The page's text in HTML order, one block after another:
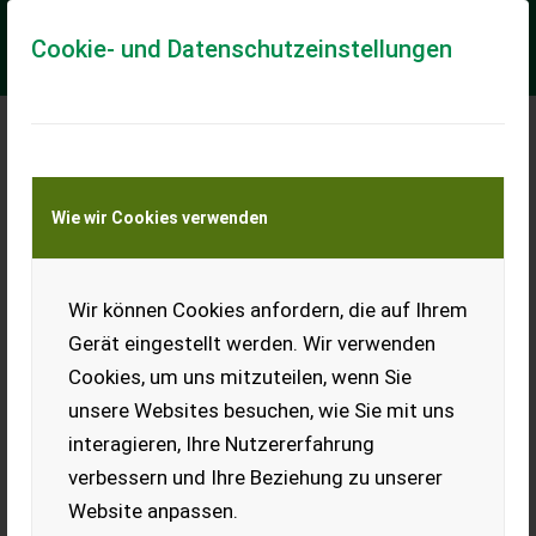
Cookie- und Datenschutzeinstellungen
Wie wir Cookies verwenden
Wir können Cookies anfordern, die auf Ihrem
Gerät eingestellt werden. Wir verwenden
Cookies, um uns mitzuteilen, wenn Sie
unsere Websites besuchen, wie Sie mit uns
interagieren, Ihre Nutzererfahrung
verbessern und Ihre Beziehung zu unserer
Website anpassen.
Meine Transportkostenanfrage
Transport von Land- und Baumaschinen –
KEINE Tiertransporte
Massey Ferguson DM 255P
Lagermaschine-NEU
55 PS # Riemenantrieb # Gelenkwelle # klappbarer Schutz Für
weitere Fragen stehen wir Ihne...
EUR 10.900 inkl. 20 % MwSt.